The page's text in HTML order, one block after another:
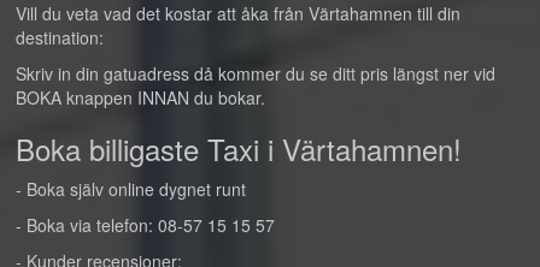
Vill du veta vad det kostar att åka från Värtahamnen till din
destination:
Skriv in din gatuadress då kommer du se ditt pris längst ner vid
BOKA knappen INNAN du bokar.
Boka billigaste Taxi i Värtahamnen!
- Boka själv online dygnet runt
- Boka via telefon: 08-57 15 15 57
- Kunder recensioner: